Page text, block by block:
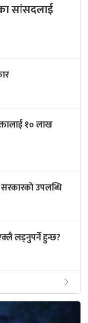
सांसदलाई
१० लाख
सरकारकाे उपलब्धि
लड्नुपर्ने हुन्छ?